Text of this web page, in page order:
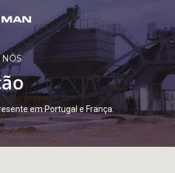
em Portugal e França.